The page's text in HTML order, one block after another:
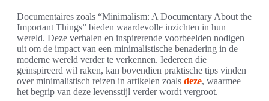
Documentaires zoals “Minimalism: A Documentary About the
Important Things” bieden waardevolle inzichten in hun
wereld. Deze verhalen en inspirerende voorbeelden nodigen
uit om de impact van een minimalistische benadering in de
moderne wereld verder te verkennen. Iedereen die
geïnspireerd wil raken, kan bovendien praktische tips vinden
over minimalistisch reizen in artikelen zoals deze, waarmee
het begrip van deze levensstijl verder wordt vergroot.